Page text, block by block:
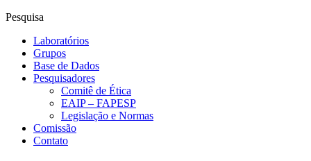
Pesquisa
Laboratórios
Grupos
Base de Dados
Pesquisadores
Comitê de Ética
EAIP – FAPESP
Legislação e Normas
Comissão
Contato